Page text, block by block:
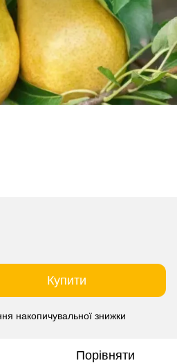
Купити
накопичувальної знижки
Порівняти